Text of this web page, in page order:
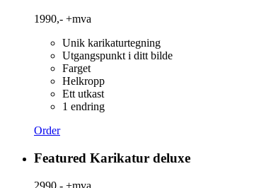
1990,- +mva
Unik karikaturtegning
Utgangspunkt i ditt bilde
Farget
Helkropp
Ett utkast
1 endring
Order
Featured Karikatur deluxe
2990,- +mva